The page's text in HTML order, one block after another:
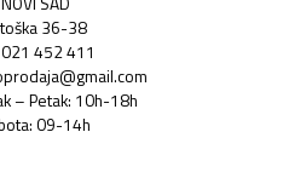
36-38
452 411
– Petak: 10h-18h
09-14h